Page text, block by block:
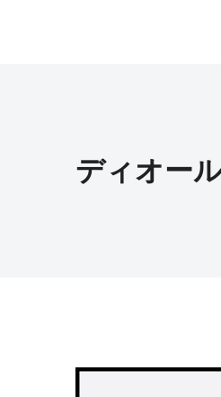
ディオー